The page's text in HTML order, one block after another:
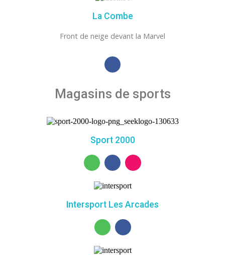
La Combe
Front de neige devant la Marvel
Magasins de sports
Sport 2000
Intersport Les Arcades